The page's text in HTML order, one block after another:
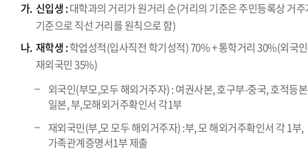
가. 신입생 :대학과의 거리가 원거리 순(거리의 기준은 주민등록상 거
기준으로 직선 거리를 원칙으로 함)
나. 재학생 :학업성적(입사직전 학기성적) 70% + 통학거리 30%(외국
재외국민 35%)
외국인(부모,모두 해외거주자) : 여권사본, 호구부-중국, 호적등
일본, 부,모해외거주확인서 각1부
재외국민(부,모 모두 해외거주자) :부, 모 해외거주확인서 각 1부,
가족관계증명서1부 제출